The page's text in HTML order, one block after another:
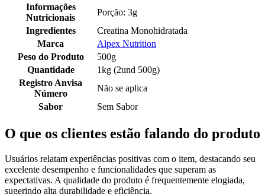
Informações
Nutricionais
Porção: 3g
Ingredientes
Creatina Monohidratada
Marca
Alpex Nutrition
Peso do Produto
500g
Quantidade
1kg (2und 500g)
Registro Anvisa
Número
Não se aplica
Sabor
Sem Sabor
O que os clientes estão falando do produto
Usuários relatam experiências positivas com o item, destacando seu
excelente desempenho e funcionalidades que superam as
expectativas. A qualidade do produto é frequentemente elogiada,
sugerindo alta durabilidade e eficiência.